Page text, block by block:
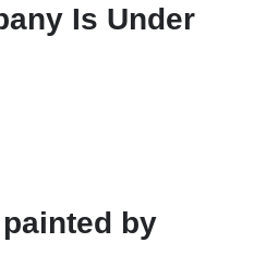
Is Under
by